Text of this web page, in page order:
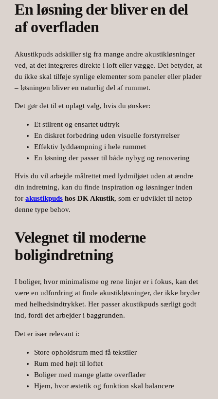
En løsning der bliver en del
af overfladen
Akustikpuds adskiller sig fra mange andre akustikløsninger
ved, at det integreres direkte i loft eller vægge. Det betyder, at
du ikke skal tilføje synlige elementer som paneler eller plader
– løsningen bliver en naturlig del af rummet.
Det gør det til et oplagt valg, hvis du ønsker:
Et stilrent og ensartet udtryk
En diskret forbedring uden visuelle forstyrrelser
Effektiv lyddæmpning i hele rummet
En løsning der passer til både nybyg og renovering
Hvis du vil arbejde målrettet med lydmiljøet uden at ændre
din indretning, kan du finde inspiration og løsninger inden
forakustikpuds hos DK Akustik, som er udviklet til netop
denne type behov.
Velegnet til moderne
boligindretning
I boliger, hvor minimalisme og rene linjer er i fokus, kan det
være en udfordring at finde akustikløsninger, der ikke bryder
med helhedsindtrykket. Her passer akustikpuds særligt godt
ind, fordi det arbejder i baggrunden.
Det er især relevant i:
Store opholdsrum med få tekstiler
Rum med højt til loftet
Boliger med mange glatte overflader
Hjem, hvor æstetik og funktion skal balancere